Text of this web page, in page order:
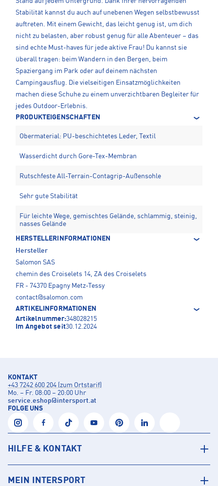
Stabilität kannst du auch auf unebenen Wegen selbstbewusst
auftreten. Mit einem Gewicht, das leicht genug ist, um dich
nicht zu belasten, aber robust genug für alle Abenteuer – das
sind echte Must-haves für jede aktive Frau! Du kannst sie
überall tragen: beim Wandern in den Bergen, beim
Spaziergang im Park oder auf deinem nächsten
Campingausflug. Die vielseitigen Einsatzmöglichkeiten
machen diese Schuhe zu einem unverzichtbaren Begleiter für
jedes Outdoor-Erlebnis.
PRODUKTEIGENSCHAFTEN
Obermaterial: PU-beschichtetes Leder, Textil
Wasserdicht durch Gore-Tex-Membran
Rutschfeste All-Terrain-Contagrip-Außensohle
Sehr gute Stabilität
Für leichte Wege, gemischtes Gelände, schlammig, steinig,
nasses Gelände
HERSTELLERINFORMATIONEN
Hersteller
Salomon SAS
chemin des Croiselets 14, ZA des Croiselets
FR - 74370 Epagny Metz-Tessy
contact@salomon.com
ARTIKELINFORMATIONEN
Artikelnummer:348028215
Im Angebot seit30.12.2024
KONTAKT
+43 7242 600 204 (zum Ortstarif)
Mo. – Fr. 08:00 – 20:00 Uhr
service.eshop@intersport.at
FOLGE UNS
HILFE & KONTAKT
MEIN INTERSPORT